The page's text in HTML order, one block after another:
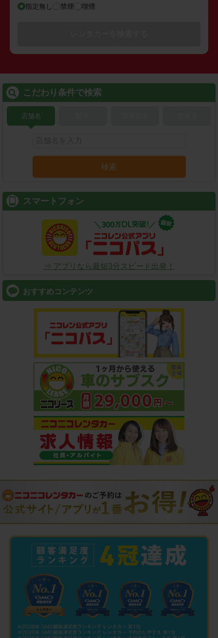
指定無し 禁煙 喫煙
こだわり条件で検索
店舗名
検索
スマートフォン
⇒ アプリなら最短3分スピード出発！
おすすめコンテンツ